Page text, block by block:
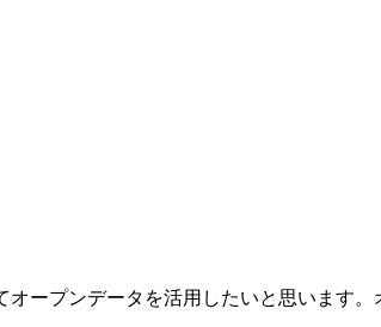
ープンデータを活用したいと思います。